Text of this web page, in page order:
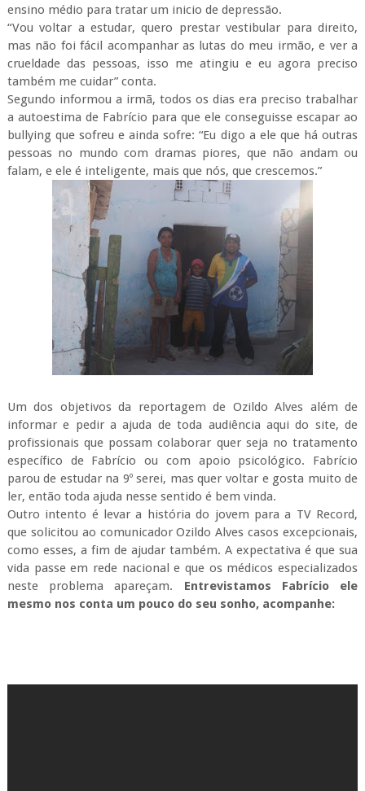
ensino médio para tratar um inicio de depressão.
“Vou voltar a estudar, quero prestar vestibular para direito,
mas não foi fácil acompanhar as lutas do meu irmão, e ver a
crueldade das pessoas, isso me atingiu e eu agora preciso
também me cuidar” conta.
Segundo informou a irmã, todos os dias era preciso trabalhar
a autoestima de Fabrício para que ele conseguisse escapar ao
bullying que sofreu e ainda sofre: “Eu digo a ele que há outras
pessoas no mundo com dramas piores, que não andam ou
falam, e ele é inteligente, mais que nós, que crescemos.”
Um dos objetivos da reportagem de Ozildo Alves além de
informar e pedir a ajuda de toda audiência aqui do site, de
profissionais que possam colaborar quer seja no tratamento
específico de Fabrício ou com apoio psicológico. Fabrício
parou de estudar na 9º serei, mas quer voltar e gosta muito de
ler, então toda ajuda nesse sentido é bem vinda.
Outro intento é levar a história do jovem para a TV Record,
que solicitou ao comunicador Ozildo Alves casos excepcionais,
como esses, a fim de ajudar também. A expectativa é que sua
vida passe em rede nacional e que os médicos especializados
neste problema apareçam. Entrevistamos Fabrício ele
mesmo nos conta um pouco do seu sonho, acompanhe: